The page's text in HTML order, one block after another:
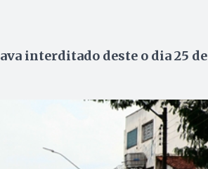
interditado deste o dia 25 de